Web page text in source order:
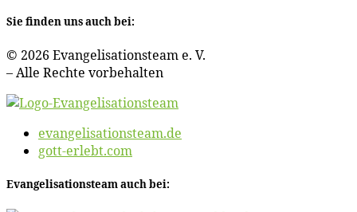
Sie fin­den uns auch bei:
© 2026 Evan­ge­li­sa­ti­ons­team e. V.
– Al­le Rech­te vorbehalten
evangelisationsteam.de
gott-erlebt.com
Evan­ge­li­sa­ti­ons­team auch bei: